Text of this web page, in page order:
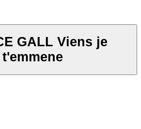
GALL Viens je
t'emmene